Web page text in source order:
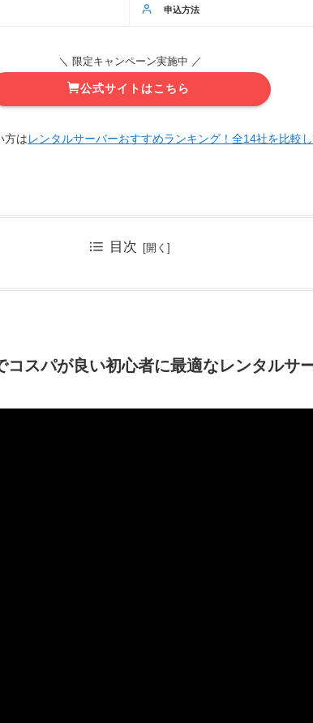
申込方法
＼ 限定キャンペーン実施中 ／
公式サイトはこちら
方はレンタルサーバーおすすめランキング！全14社を比較
目次
コスパが良い初心者に最適なレンタルサ